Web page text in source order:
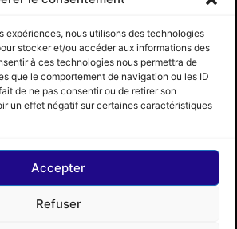
expériences, nous utilisons des technologies
stocker et/ou accéder aux informations des
à ces technologies nous permettra de
que le comportement de navigation ou les ID
de ne pas consentir ou de retirer son
un effet négatif sur certaines caractéristiques
Accepter
Refuser
(2)
(17)